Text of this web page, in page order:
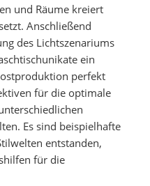
und Räume kreiert
Anschließend
des Lichtszenariums
ein
perfekt
für die optimale
Es sind beispielhafte
entstanden,
für die